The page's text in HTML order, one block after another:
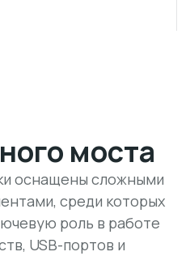
моста
оснащены сложными
среди которых
роль в работе
USB-портов и